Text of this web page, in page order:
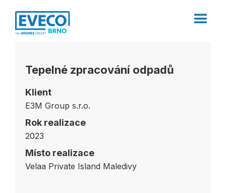
Tepelné zpracování odpadů
Klient
E3M Group s.r.o.
Rok realizace
2023
Místo realizace
Velaa Private Island Maledivy